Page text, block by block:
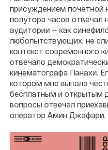
присуждением почетной
полутора часов отвечал
аудитории — как
любопытствующих, не
контекст современного
отвечало
кинематографа Панахи.
котором мне выпала
бесплатным и открытым
вопросы отвечал
оператор Амин Джафари.